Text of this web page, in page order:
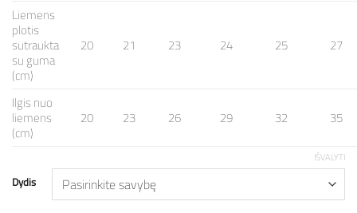
Liemens
plotis
sutraukta
su guma
(cm)
20 21 23 24 25 27
Ilgis nuo
liemens
(cm)
20 23 26 29 32 35
Dydis
IŠVALYTI